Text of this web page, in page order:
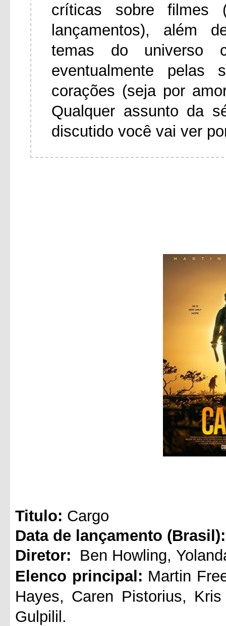
críticas sobre
lançamentos), além
temas do universo
eventualmente pelas
corações (seja por
Qualquer assunto da
discutido você vai ver
Titulo: Cargo
Data de lançamento (Brasil):
Diretor: Ben Howling,
Elenco principal: Martin
Hayes, Caren Pistorius,
Gulpilil.